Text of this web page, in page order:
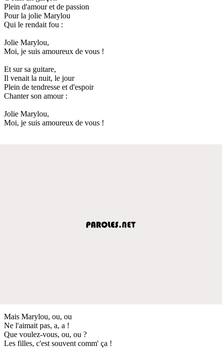
Plein d'amour et de passion
Pour la jolie Marylou
Qui le rendait fou :
Jolie Marylou,
Moi, je suis amoureux de vous !
Et sur sa guitare,
Il venait la nuit, le jour
Plein de tendresse et d'espoir
Chanter son amour :
Jolie Marylou,
Moi, je suis amoureux de vous !
Mais Marylou, ou, ou
Ne l'aimait pas, a, a !
Que voulez-vous, ou, ou ?
Les filles, c'est souvent comm' ça !